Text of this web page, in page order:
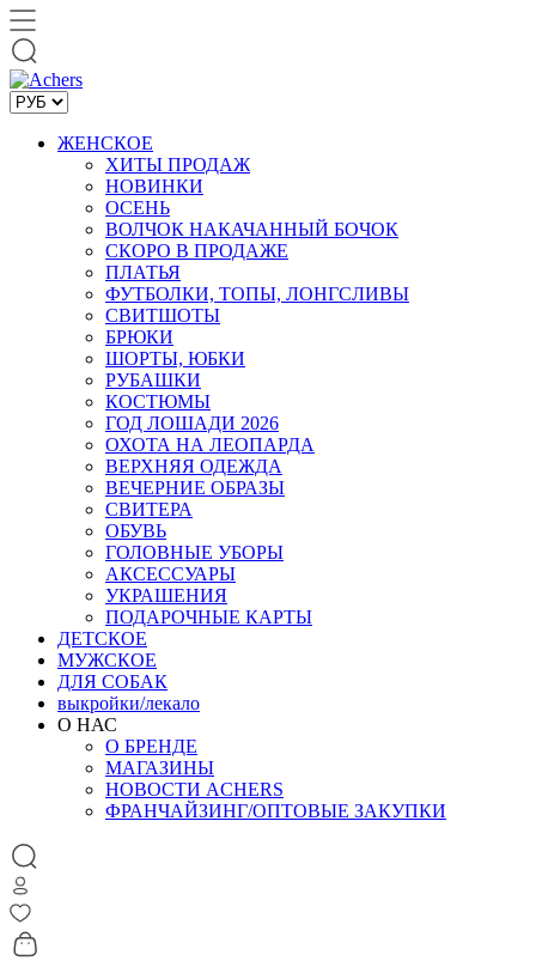
ЖЕНСКОЕ
ХИТЫ ПРОДАЖ
НОВИНКИ
ОСЕНЬ
ВОЛЧОК НАКАЧАННЫЙ БОЧОК
СКОРО В ПРОДАЖЕ
ПЛАТЬЯ
ФУТБОЛКИ, ТОПЫ, ЛОНГСЛИВЫ
СВИТШОТЫ
БРЮКИ
ШОРТЫ, ЮБКИ
РУБАШКИ
КОСТЮМЫ
ГОД ЛОШАДИ 2026
ОХОТА НА ЛЕОПАРДА
ВЕРХНЯЯ ОДЕЖДА
ВЕЧЕРНИЕ ОБРАЗЫ
СВИТЕРА
ОБУВЬ
ГОЛОВНЫЕ УБОРЫ
АКСЕССУАРЫ
УКРАШЕНИЯ
ПОДАРОЧНЫЕ КАРТЫ
ДЕТСКОЕ
МУЖСКОЕ
ДЛЯ СОБАК
выкройки/лекало
О НАС
О БРЕНДЕ
МАГАЗИНЫ
НОВОСТИ ACHERS
ФРАНЧАЙЗИНГ/ОПТОВЫЕ ЗАКУПКИ